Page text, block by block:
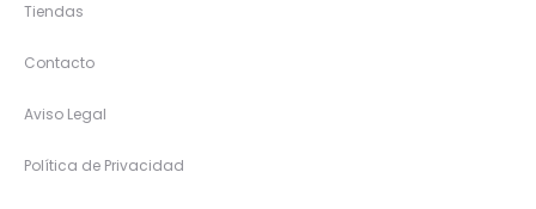
Tiendas
Contacto
Aviso Legal
Política de Privacidad